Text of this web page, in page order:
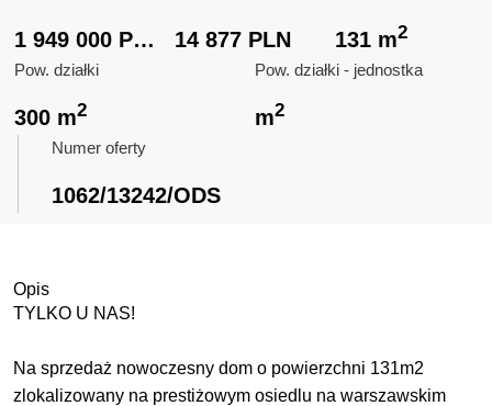
1 949 000 PLN 14 877 PLN 131 m2
Pow. działki
300 m2
Pow. działki - jednostka
m2
Numer oferty
1062/13242/ODS
Opis
TYLKO U NAS!
Na sprzedaż nowoczesny dom o powierzchni 131m2
zlokalizowany na prestiżowym osiedlu na warszawskim